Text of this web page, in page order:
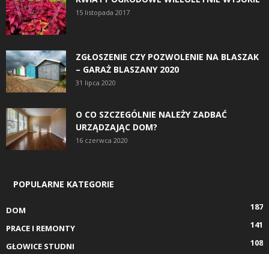
15 listopada 2017
ZGŁOSZENIE CZY POZWOLENIE NA BLASZAK
– GARAŻ BLASZANY 2020
31 lipca 2020
O CO SZCZEGÓLNIE NALEŻY ZADBAĆ
URZĄDZAJĄC DOM?
16 czerwca 2020
POPULARNE KATEGORIE
DOM
187
PRACE I REMONTY
141
GŁOWICE STUDNI
108